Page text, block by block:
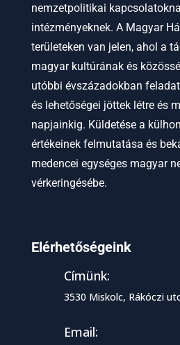
nemzetpolitikai
intézményeknek. A Magyar
területeken van jelen, ahol a
magyar kultúrának és
utóbbi évszázadokban
és lehetőségei jöttek létre és
napjainkig. Küldetése a
értékeinek felmutatása és
medencei egységes magyar
vérkeringésébe.
Elérhetőségeink
Címünk:
3530 Miskolc, Rákóczi
Email: